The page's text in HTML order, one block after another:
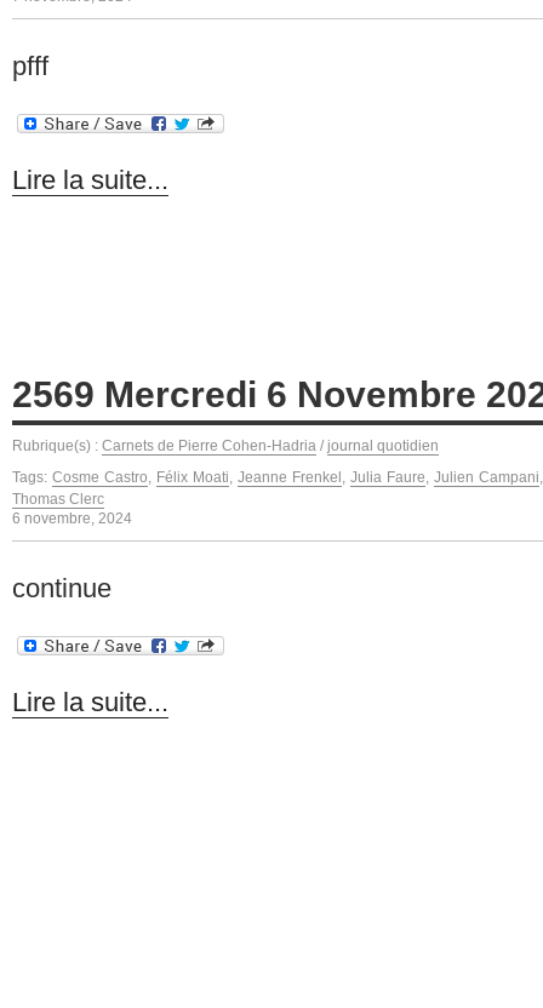
pfff
Lire la suite...
2569 Mercredi 6 Novembre
Rubrique(s) : Carnets de Pierre Cohen-Hadria / journal quotidien
Tags: Cosme Castro Félix Moati Jeanne Frenkel Julia Faure Julien Campani
Thomas Clerc
6 novembre, 2024
continue
Lire la suite...